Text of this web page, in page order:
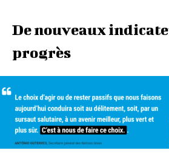
De nouveaux
progrès